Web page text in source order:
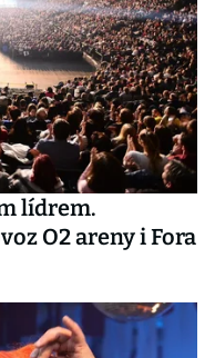
lídrem.
O2 areny i Fora